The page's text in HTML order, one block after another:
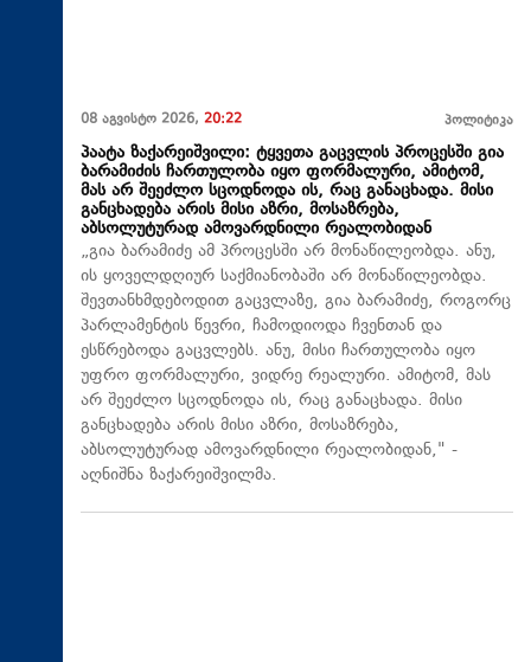
08 აგვისტო 2026, 20:22 პოლიტიკა
პაატა ზაქარეიშვილი: ტყვეთა გაცვლის პროცესში გია
ბარამიძის ჩართულობა იყო ფორმალური, ამიტომ,
მას არ შეეძლო სცოდნოდა ის, რაც განაცხადა. მისი
განცხადება არის მისი აზრი, მოსაზრება,
აბსოლუტურად ამოვარდნილი რეალობიდან
„გია ბარამიძე ამ პროცესში არ მონაწილეობდა. ანუ,
ის ყოველდღიურ საქმიანობაში არ მონაწილეობდა.
შევთანხმდებოდით გაცვლაზე, გია ბარამიძე, როგორც
პარლამენტის წევრი, ჩამოდიოდა ჩვენთან და
ესწრებოდა გაცვლებს. ანუ, მისი ჩართულობა იყო
უფრო ფორმალური, ვიდრე რეალური. ამიტომ, მას
არ შეეძლო სცოდნოდა ის, რაც განაცხადა. მისი
განცხადება არის მისი აზრი, მოსაზრება,
აბსოლუტურად ამოვარდნილი რეალობიდან," -
აღნიშნა ზაქარეიშვილმა.